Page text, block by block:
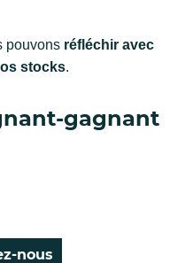
pouvons réfléchir avec
stocks.
gagnant
nous